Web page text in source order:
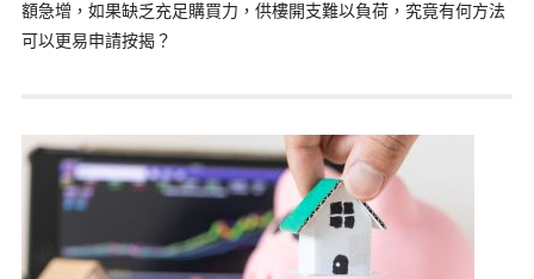
額急增，如果缺乏充足購買力，供樓開支難以負荷，究竟有何方法
可以更易申請按揭？